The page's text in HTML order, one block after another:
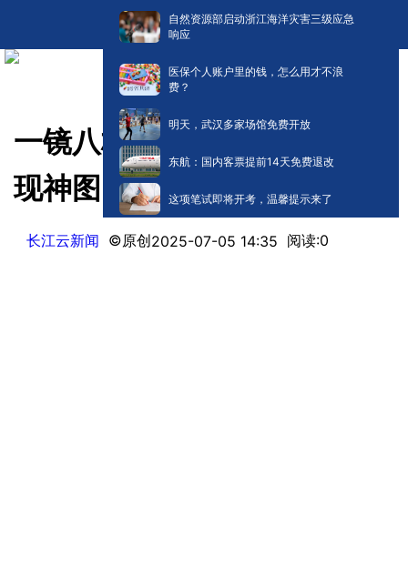
自然资源部启动浙江海洋灾害三级应急
响应
医保个人账户里的钱，怎么用才不浪
费？
明天，武汉多家场馆免费开放
东航：国内客票提前14天免费退改
这项笔试即将开考，温馨提示来了
一镜八桥、双塔同框，武汉再
现神图！能见度“爆表”了
长江云新闻 ©原创2025-07-05 14:35 阅读:0